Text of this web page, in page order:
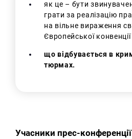
як це – бути
грати за реалізацію
на вільне вираження
Європейської
що відбувається в
тюрмах.
Учасники прес-конференції